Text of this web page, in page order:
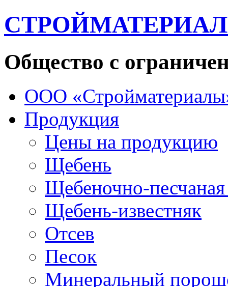
Общество с
ООО
Продукция
Цены на продукцию
Щебень
Щебеночно-
Щебень-известняк
Отсев
Песок
Минеральный